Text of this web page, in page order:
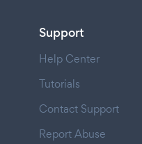
Support
Help Center
Tutorials
Contact Support
Report Abuse